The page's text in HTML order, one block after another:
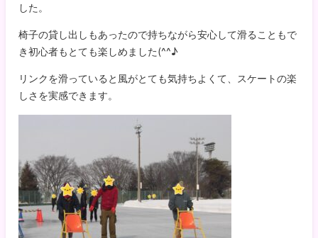
した。
椅子の貸し出しもあったので持ちながら安心して滑ることもで
き初心者もとても楽しめました(^^♪
リンクを滑っていると風がとても気持ちよくて、スケートの楽
しさを実感できます。